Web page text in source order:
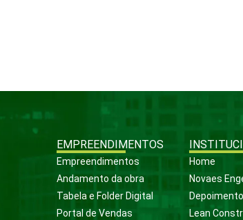
EMPREENDIMENTOS
Empreendimentos
Andamento da obra
Tabela e Folder Digital
Portal de Vendas
Home
Novaes
Lean